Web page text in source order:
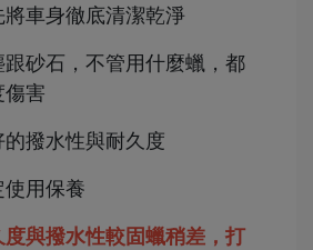
車身徹底清潔乾淨
砂石，不管用什麼蠟，都
傷害
撥水性與耐久度
用保養
與撥水性較固蠟稍差，打